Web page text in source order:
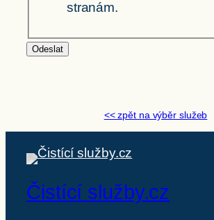
stranám.
Odeslat
<< zpět na výběr služeb
Čistící služby.cz